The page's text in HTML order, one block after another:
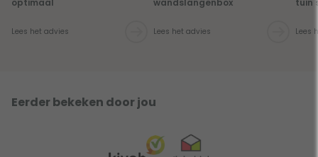
optimaal
Lees het advies
wandslangenbox
Lees het advies
tuin
Lees
Eerder bekeken door jou